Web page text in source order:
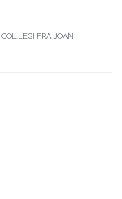
COL.LEGI FRA JOAN